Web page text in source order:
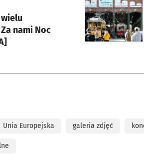
nami Noc
otworzy się w
Unia Europejska galeria zdjęć